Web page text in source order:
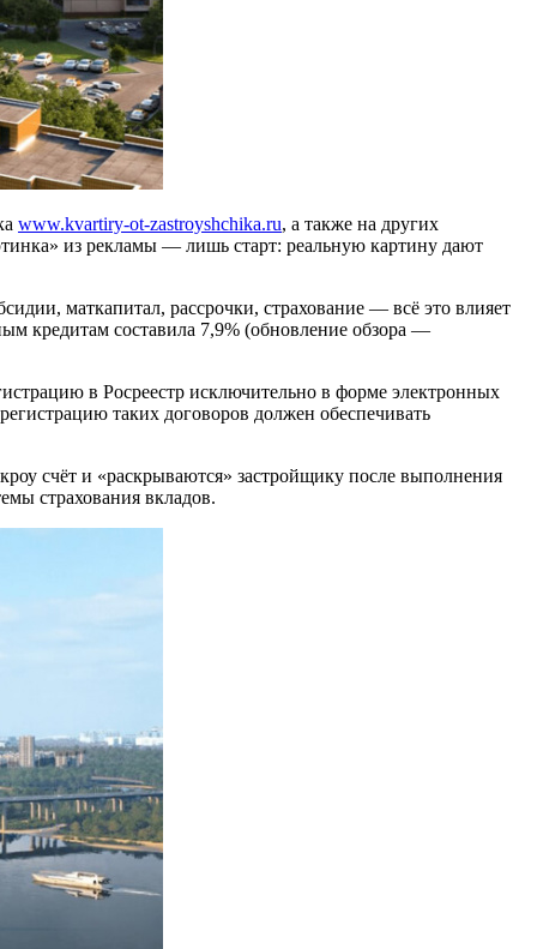
www.kvartiry-ot-zastroyshchika.ru, а также на других
из рекламы — лишь старт: реальную картину дают
маткапитал, рассрочки, страхование — всё это влияет
кредитам составила 7,9% (обновление обзора —
в Росреестр исключительно в форме электронных
таких договоров должен обеспечивать
счёт и «раскрываются» застройщику после выполнения
страхования вкладов.